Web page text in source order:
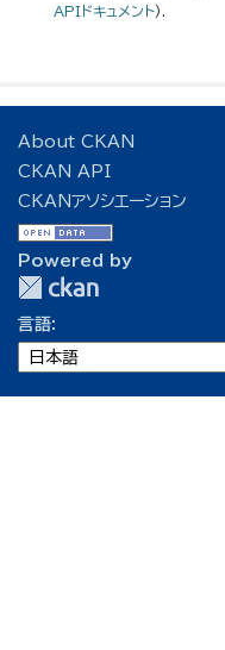
APIドキュメント).
About CKAN
CKAN API
CKANアソシエーション
Powered by
言語